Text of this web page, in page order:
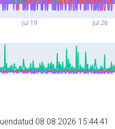
Jul 19 Jul 26
08.08.2026 15:44:41